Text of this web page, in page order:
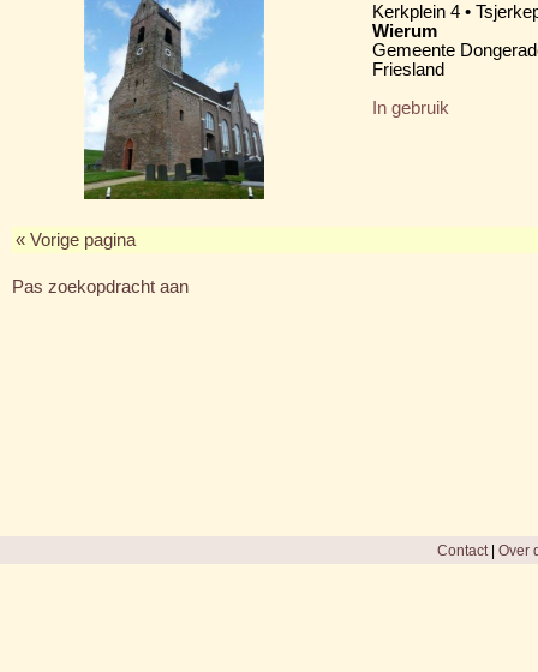
Kerkplein 4 •
Wierum
Gemeente
Friesland
In gebruik
« Vorige pagina
Pas zoekopdracht aan
Contact| Over